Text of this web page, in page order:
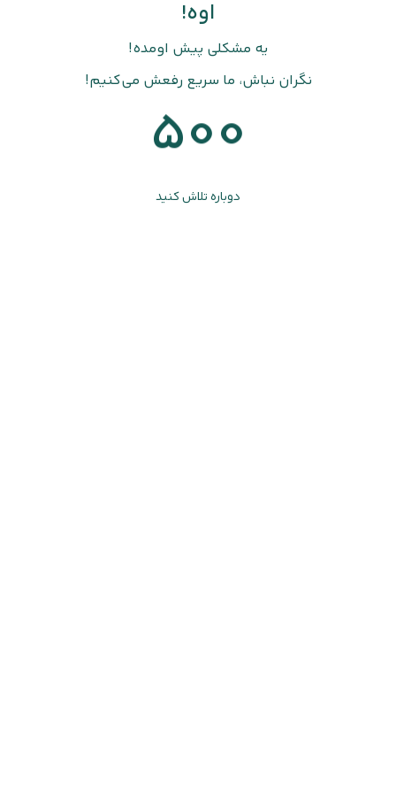
اوه!
یه مشکلی پیش اومده!
نگران نباش، ما سریع رفعش می‌کنیم!
500
دوباره تلاش کنید